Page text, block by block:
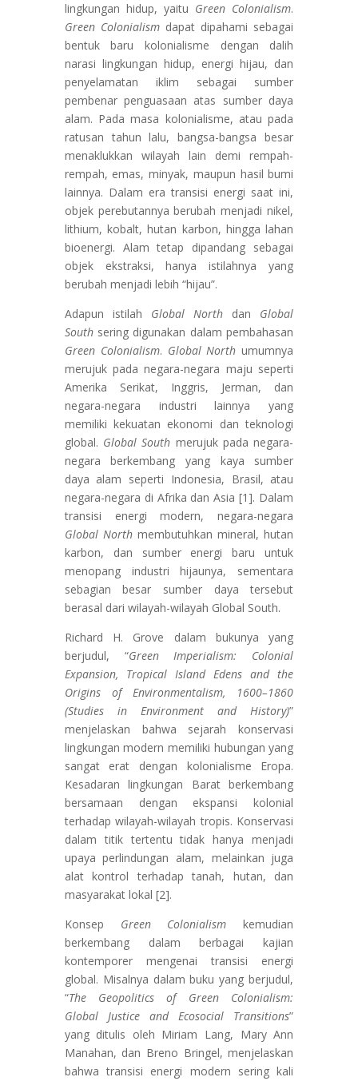
lingkungan hidup, yaitu Green Colonialism.
Green Colonialismdapat dipahami sebagai
bentuk baru kolonialisme dengan dalih
narasi lingkungan hidup, energi hijau, dan
penyelamatan iklim sebagai sumber
pembenar penguasaan atas sumber daya
alam. Pada masa kolonialisme, atau pada
ratusan tahun lalu, bangsa-bangsa besar
menaklukkan wilayah lain demi rempah-
rempah, emas, minyak, maupun hasil bumi
lainnya. Dalam era transisi energi saat ini,
objek perebutannya berubah menjadi nikel,
lithium, kobalt, hutan karbon, hingga lahan
bioenergi. Alam tetap dipandang sebagai
objek ekstraksi, hanya istilahnya yang
berubah menjadi lebih “hijau”.
Adapun istilah Global North dan Global
Southsering digunakan dalam pembahasan
Green Colonialism. Global North umumnya
merujuk pada negara-negara maju seperti
Amerika Serikat, Inggris, Jerman, dan
negara-negara industri lainnya yang
memiliki kekuatan ekonomi dan teknologi
global. Global South merujuk pada negara-
negara berkembang yang kaya sumber
daya alam seperti Indonesia, Brasil, atau
negara-negara di Afrika dan Asia [1]. Dalam
transisi energi modern, negara-negara
Global Northmembutuhkan mineral, hutan
karbon, dan sumber energi baru untuk
menopang industri hijaunya, sementara
sebagian besar sumber daya tersebut
berasal dari wilayah-wilayah Global South.
Richard H. Grove dalam bukunya yang
berjudul, “Green Imperialism: Colonial
Expansion, Tropical Island Edens and the
Origins of Environmentalism, 1600–1860
(Studies in Environment and History)”
menjelaskan bahwa sejarah konservasi
lingkungan modern memiliki hubungan yang
sangat erat dengan kolonialisme Eropa.
Kesadaran lingkungan Barat berkembang
bersamaan dengan ekspansi kolonial
terhadap wilayah-wilayah tropis. Konservasi
dalam titik tertentu tidak hanya menjadi
upaya perlindungan alam, melainkan juga
alat kontrol terhadap tanah, hutan, dan
masyarakat lokal [2].
Konsep Green Colonialism kemudian
berkembang dalam berbagai kajian
kontemporer mengenai transisi energi
global. Misalnya dalam buku yang berjudul,
“The Geopolitics of Green Colonialism:
Global Justice and Ecosocial Transitions”
yang ditulis oleh Miriam Lang, Mary Ann
Manahan, dan Breno Bringel, menjelaskan
bahwa transisi energi modern sering kali